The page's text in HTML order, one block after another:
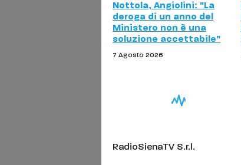
Nottola, Angiolini: "La
deroga di un anno del
Ministero non è una
soluzione accettabile"
7 Agosto 2026
RadioSienaTV S.r.l.